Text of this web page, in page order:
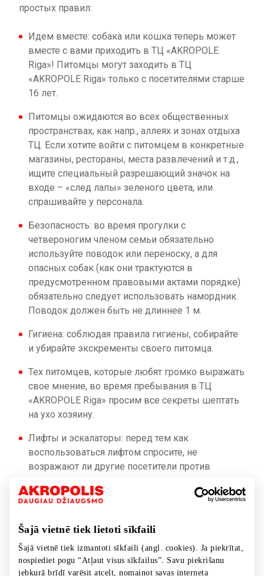
Šajā vietnē tiek lietoti sīkfaili
Šajā vietnē tiek izmantoti sīkfaili (angl. cookies). Ja piekrītat,
nospiediet pogu “Atļaut visus sīkfailus”. Savu piekrišanu
jebkurā brīdī varēsit atcelt, nomainot savas interneta
простых правил:
Идем вместе: собака или кошка теперь может
вместе с вами приходить в ТЦ «AKROPOLE
Riga»! Питомцы могут заходить в ТЦ
«AKROPOLE Riga» только с посетителями старше
16 лет.
Питомцы ожидаются во всех общественных
пространствах, как напр., аллеях и зонах отдыха
ТЦ. Если хотите войти с питомцем в конкретные
магазины, рестораны, места развлечений и т.д.,
ищите специальный разрешающий значок на
входе – «след лапы» зеленого цвета, или
спрашивайте у персонала.
Безопасность: во время прогулки с
четвероногим членом семьи обязательно
используйте поводок или переноску, а для
опасных собак (как они трактуются в
предусмотренном правовыми актами порядке)
обязательно следует использовать намордник.
Поводок должен быть не длиннее 1 м.
Гигиена: соблюдая правила гигиены, собирайте
и убирайте экскременты своего питомца.
Тех питомцев, которые любят громко выражать
свое мнение, во время пребывания в ТЦ
«AKROPOLE Riga» просим все секреты шептать
на ухо хозяину.
Лифты и эскалаторы: перед тем как
воспользоваться лифтом спросите, не
возражают ли другие посетители против
эскалатором/травиатором питомца необходимо
Ответственность: позаботьтесь, чтобы питомец
вел себя дружелюбно – вы отвечаете за его
безопасность и порядок. В общественных